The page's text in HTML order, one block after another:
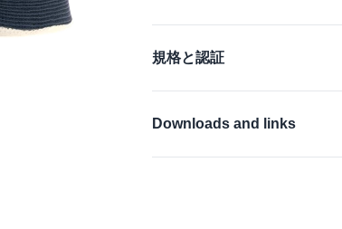
規格と認証
詳細はこちら
Downloads and links